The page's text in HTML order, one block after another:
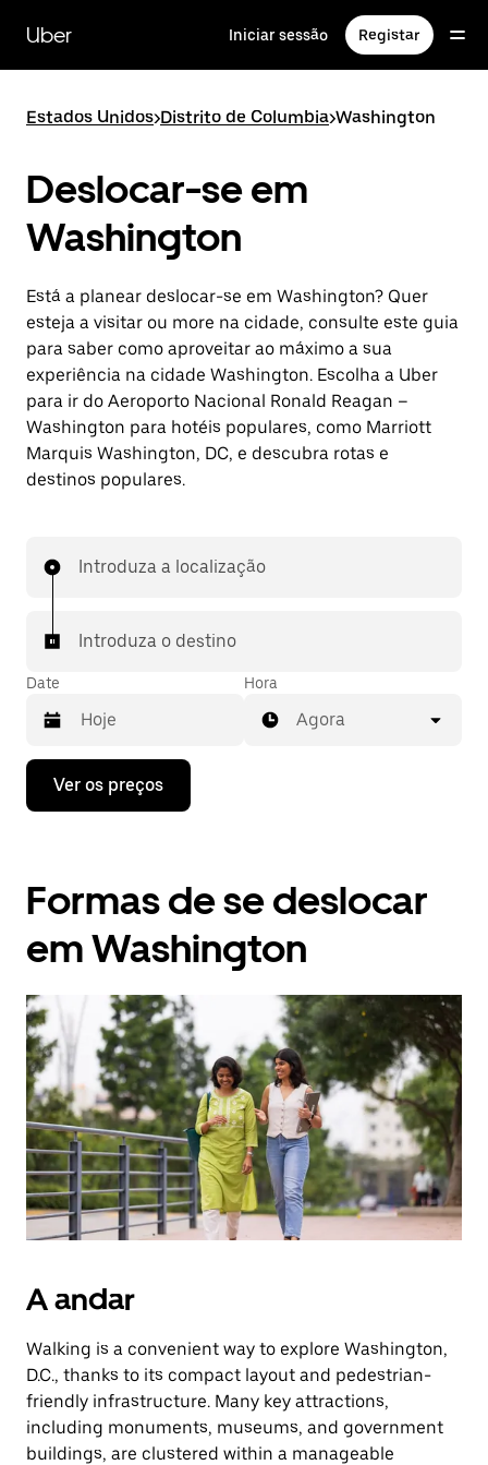
para
conteúdo
Uber Iniciar sessão Registar
Estados Unidos>Distrito de Columbia>Washington
Deslocar-se em
Washington
Está a planear deslocar-se em Washington? Quer
esteja a visitar ou more na cidade, consulte este guia
para saber como aproveitar ao máximo a sua
experiência na cidade Washington. Escolha a Uber
para ir do Aeroporto Nacional Ronald Reagan –
Washington para hotéis populares, como Marriott
Marquis Washington, DC, e descubra rotas e
destinos populares.
Introduza a localização
Introduza o destino
Date
Prima
tecla
interagir
com
calendário
uma
data.
Prima
o
botão
Esc
para
fechar
o
calendário.
Hora
Agora
Ver os preços
Formas de se deslocar
em Washington
A andar
Walking is a convenient way to explore Washington,
D.C., thanks to its compact layout and pedestrian-
friendly infrastructure. Many key attractions,
including monuments, museums, and government
buildings, are clustered within a manageable